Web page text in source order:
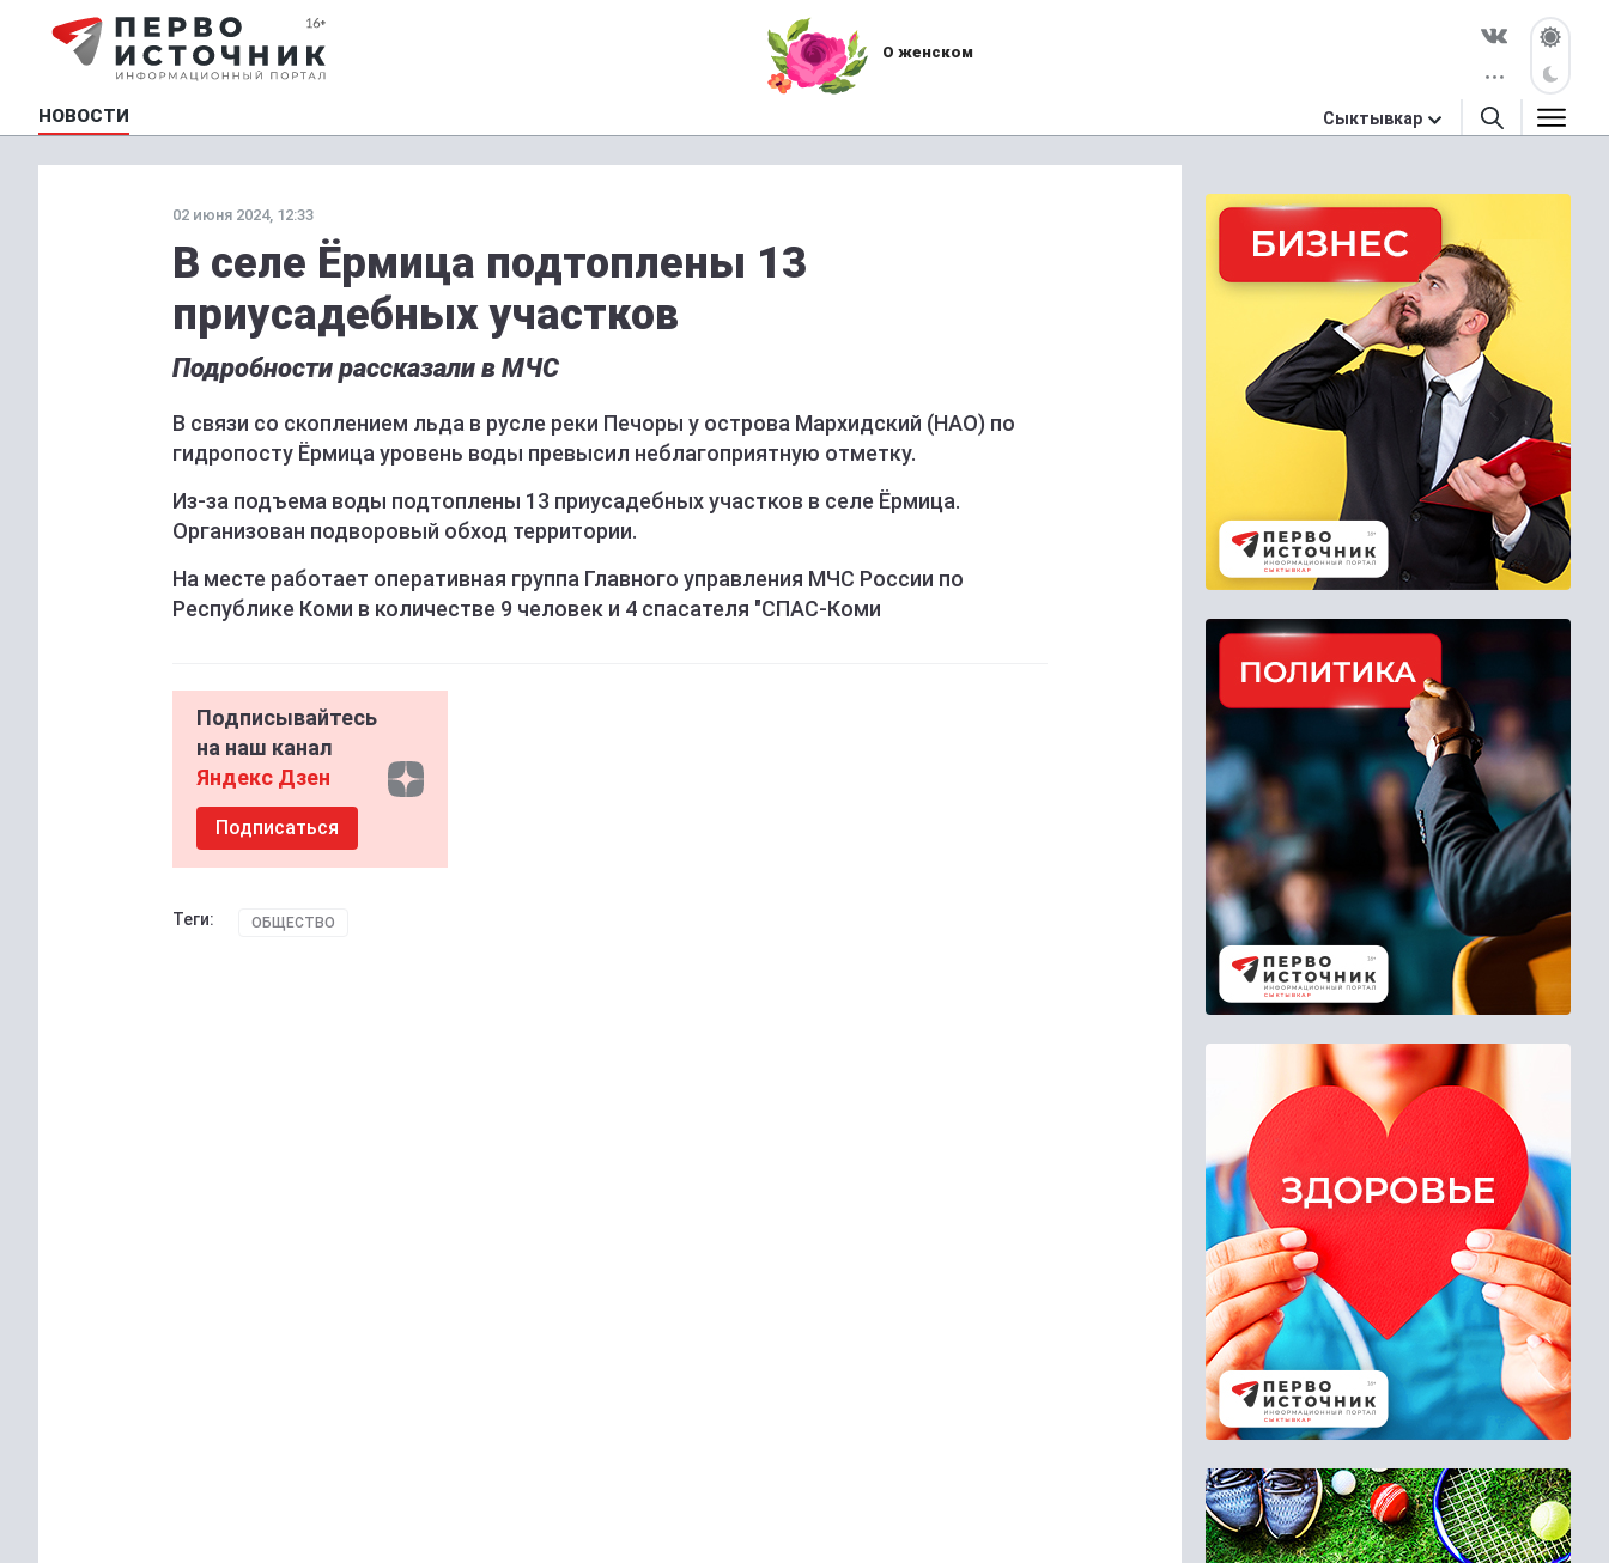
О женском
НОВОСТИ Сыктывкар
02 июня 2024, 12:33
В селе Ëрмица подтоплены 13
приусадебных участков
Подробности рассказали в МЧС
В связи со скоплением льда в русле реки Печоры у острова Мархидский (НАО) по
гидропосту Ёрмица уровень воды превысил неблагоприятную отметку.
Из-за подъема воды подтоплены 13 приусадебных участков в селе Ёрмица.
Организован подворовый обход территории.
На месте работает оперативная группа Главного управления МЧС России по
Республике Коми в количестве 9 человек и 4 спасателя "СПАС-Коми
Подписывайтесь
на наш канал
Яндекс Дзен
Подписаться
Теги: ОБЩЕСТВО